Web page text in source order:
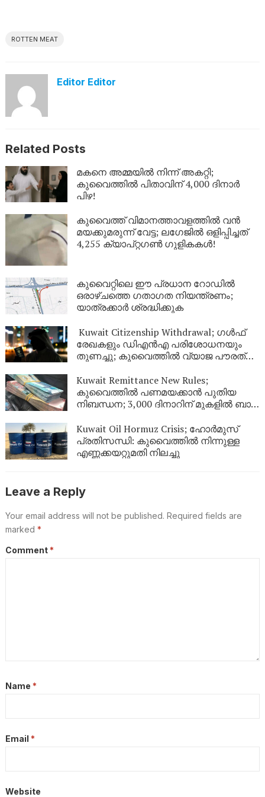
ROTTEN MEAT
Editor Editor
Related Posts
മകനെ അമ്മയിൽ നിന്ന് അകറ്റി;
കുവൈത്തിൽ പിതാവിന് 4,000 ദിനാർ
പിഴ!
കുവൈത്ത് വിമാനത്താവളത്തിൽ വൻ
മയക്കുമരുന്ന് വേട്ട; ലഗേജിൽ ഒളിപ്പിച്ചത്
4,255 ക്യാപ്റ്റഗൺ ഗുളികകൾ!
കുവൈറ്റിലെ ഈ പ്രധാന റോഡിൽ
ഒരാഴ്ചത്തെ ഗതാഗത നിയന്ത്രണം;
യാത്രക്കാർ ശ്രദ്ധിക്കുക
Kuwait Citizenship Withdrawal; ഗൾഫ്
രേഖകളും ഡിഎൻഎ പരിശോധനയും
തുണച്ചു; കുവൈത്തിൽ വ്യാജ പൗരത്വം
Kuwait Remittance New Rules;
കുവൈത്തിൽ പണമയക്കാൻ പുതിയ
നിബന്ധന; 3,000 ദിനാറിന് മുകളിൽ ബാങ്ക്
Kuwait Oil Hormuz Crisis; ഹോർമുസ്
പ്രതിസന്ധി: കുവൈത്തിൽ നിന്നുള്ള
എണ്ണക്കയറ്റുമതി നിലച്ചു
Leave a Reply
Your email address will not be published. Required fields are
marked *
Comment *
Name *
Email *
Website